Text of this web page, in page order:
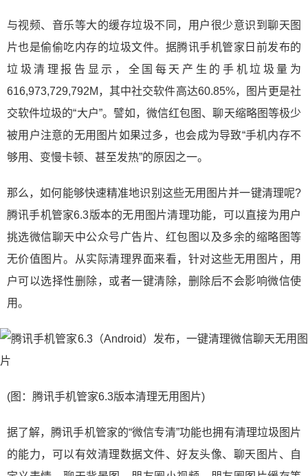
与视频、音乐等大的缓存垃圾不同，用户很少意识到聊天图
片也是偷偷吃内存的垃圾文件。据腾讯手机管家日前发布的
垃圾清理报告显示，全国每天产生的手机垃圾量为
616,973,729,792M，其中社交软件高达60.85%，图片更是社
交软件垃圾的“大户”。譬如，微信红包图、聊天缩略图等极少
被用户注意的无用图片如果过多，也会成为导致“手机内存不
够用、变慢卡顿、甚至发热”的原因之一。
那么，如何能够快速精准地识别这些无用图片并一键清理呢?
腾讯手机管家6.3版本的无用图片清理功能，可以直接为用户
挑选微信聊天中公众号广告片、红包图以及多余的缩略图等
无价值图片。从实际清理界面来看，针对这些无用图片，用
户可以选择性删除，或者一键清除，删除后不会影响微信使
用。
(图：腾讯手机管家6.3版本清理无用图片)
据了解，腾讯手机管家的“微信专清”功能也拥有清理垃圾图片
的能力，可以有效清理数据文件、好友头像、聊天图片、自